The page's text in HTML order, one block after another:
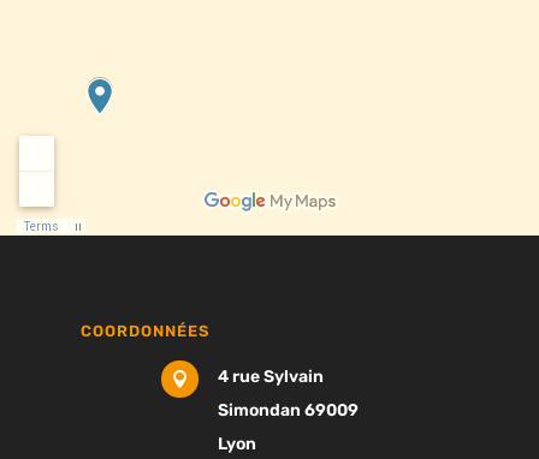
COORDONNÉES

4 rue Sylvain
Simondan 69009
Lyon